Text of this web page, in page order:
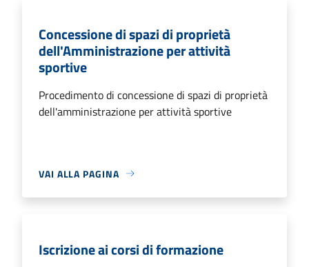
Concessione di spazi di proprietà
dell'Amministrazione per attività
sportive
Procedimento di concessione di spazi di proprietà
dell'amministrazione per attività sportive
VAI ALLA PAGINA
Iscrizione ai corsi di formazione